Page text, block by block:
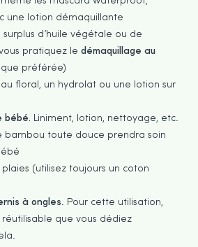
une lotion démaquillante
d’huile végétale ou de
pratiquez le démaquillage au
préférée)
floral, un hydrolat ou une lotion sur
bébé. Liniment, lotion, nettoyage, etc.
bambou toute douce prendra soin
(utilisez toujours un coton
à ongles. Pour cette utilisation,
réutilisable que vous dédiez